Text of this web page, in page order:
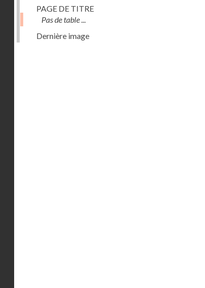
PAGE DE TITRE
Pas de table ...
Dernière image